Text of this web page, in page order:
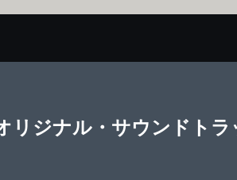
リジナル・サウンドト